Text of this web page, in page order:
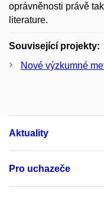
oprávněnosti právě
literature.
Související projekty:
Nové výzkumné
Aktuality
Pro uchazeče